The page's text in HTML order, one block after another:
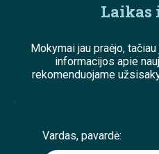
Laikas
Mokymai jau praėjo,
informacijos apie
rekomenduojame
;
Vardas, pavardė: